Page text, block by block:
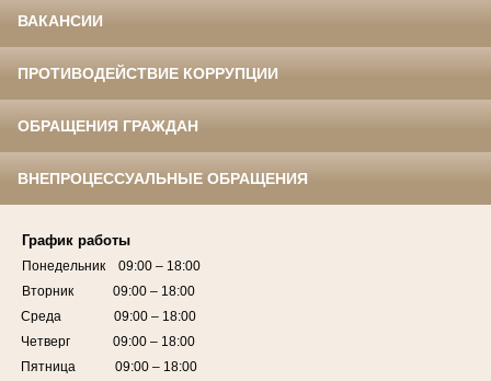
ВАКАНСИИ
ПРОТИВОДЕЙСТВИЕ КОРРУПЦИИ
ОБРАЩЕНИЯ ГРАЖДАН
ВНЕПРОЦЕССУАЛЬНЫЕ ОБРАЩЕНИЯ
График работы
Понедельник 09:00 – 18:00
Вторник 09:00 – 18:00
Среда 09:00 – 18:00
Четверг 09:00 – 18:00
Пятница 09:00 – 18:00